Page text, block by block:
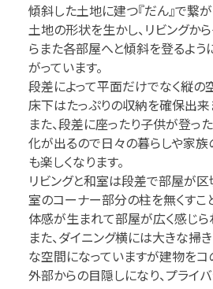
傾斜した土地に建つ『だん』で繋
土地の形状を生かし、リビングか
らまた各部屋へと傾斜を登るよう
がっています。
段差によって平面だけでなく縦の
床下はたっぷりの収納を確保出来
また、段差に座ったり子供が登っ
化が出るので日々の暮らしや家族
も楽しくなります。
リビングと和室は段差で部屋が区
室のコーナー部分の柱を無くす
体感が生まれて部屋が広く感じら
また、ダイニング横には大きな掃
な空間になっていますが建物をコ
外部からの目隠しになり、プライ